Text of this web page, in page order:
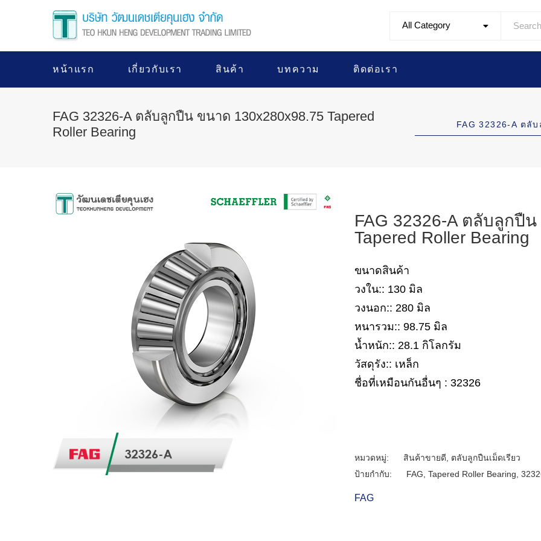
All Category
หน้าแรก เกี่ยวกับเรา สินค้า บทความ ติดต่อเรา
FAG 32326-A ตลับลูกปืน ขนาด 130x280x98.75 Tapered
Roller Bearing
FAG 32326-A ตลั
FAG 32326-A ตลับลูกปื
Tapered Roller Bearing
ขนาดสินค้า
วงใน:: 130 มิล
วงนอก:: 280 มิล
หนารวม:: 98.75 มิล
น้ำหนัก:: 28.1 กิโลกรัม
วัสดุรัง:: เหล็ก
ชื่อที่เหมือนกันอื่นๆ : 32326
หมวดหมู่: สินค้าขายดี
ตลับลูกปืนเม็ดเรียว
ป้ายกำกับ:
FAG Tapered Roller Bearing
FAG